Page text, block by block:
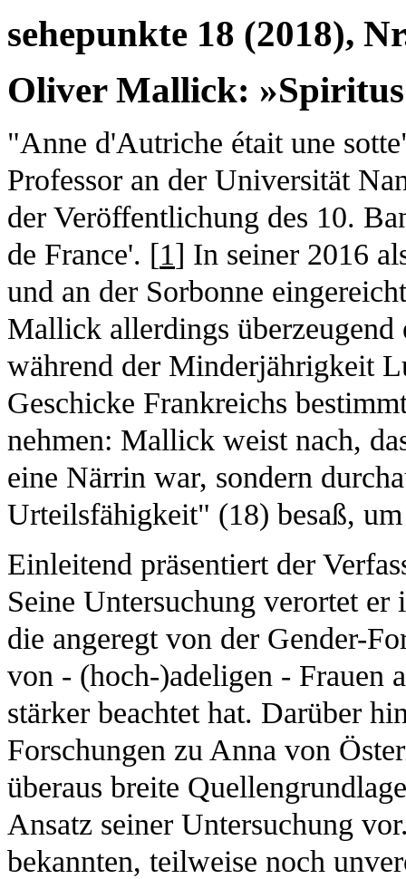
sehepunkte 18 (2018),
Oliver Mallick:
"Anne d'Autriche était une
Professor an der Universität
der Veröffentlichung des 10.
de France'. [1] In seiner 2016
und an der Sorbonne
Mallick allerdings
während der Minderjährigkeit
Geschicke Frankreichs
nehmen: Mallick weist nach,
eine Närrin war, sondern
Urteilsfähigkeit" (18) besaß,
Einleitend präsentiert der
Seine Untersuchung verortet
die angeregt von der Gender-
von - (hoch-)adeligen - Frauen
stärker beachtet hat. Darüber
Forschungen zu Anna von
überaus breite
Ansatz seiner Untersuchung
bekannten, teilweise noch